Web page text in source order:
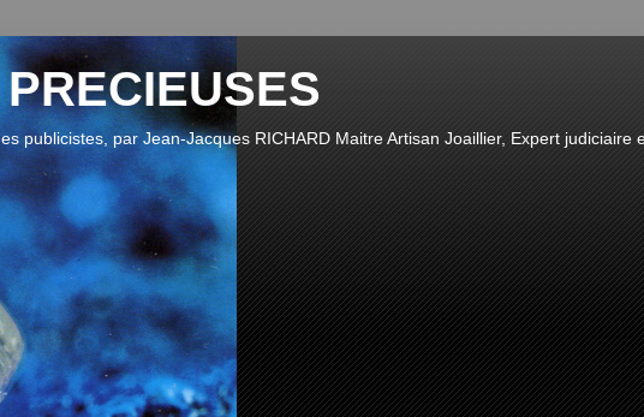
publicistes, par Jean-Jacques RICHARD Maitre Artisan Joaillier, Expert judiciaire